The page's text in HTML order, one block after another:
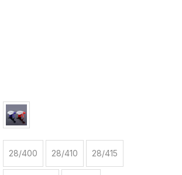
28/400 28/410 28/415